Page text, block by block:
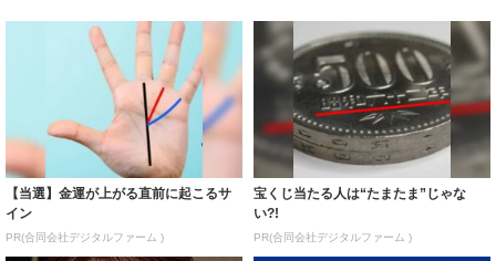
【当選】金運が上がる直前に起こるサ
イン
PR(合同会社デジタルファーム )
宝くじ当たる人は“たまたま”じゃな
い?!
PR(合同会社デジタルファーム )